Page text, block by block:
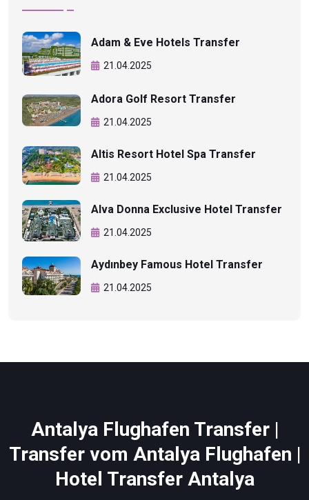
Adam & Eve Hotels Transfer
21.04.2025
Adora Golf Resort Transfer
21.04.2025
Altis Resort Hotel Spa Transfer
21.04.2025
Alva Donna Exclusive Hotel Transfer
21.04.2025
Aydınbey Famous Hotel Transfer
21.04.2025
Antalya Flughafen Transfer |
Transfer vom Antalya Flughafen |
Hotel Transfer Antalya